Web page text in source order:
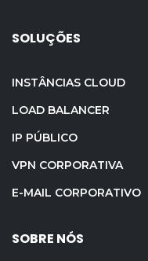
SOLUÇÕES
INSTÂNCIAS CLOUD
LOAD BALANCER
IP PÚBLICO
VPN CORPORATIVA
E-MAIL CORPORATIVO
SOBRE NÓS